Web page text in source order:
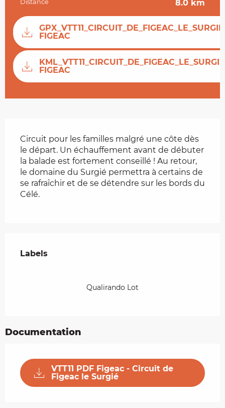
Distance 8.0 km
Documentation
FIGEAC
FIGEAC
Circuit pour les familles malgré une côte dès
le départ. Un échauffement avant de débuter
la balade est fortement conseillé ! Au retour,
le domaine du Surgié permettra à certains de
se rafraîchir et de se détendre sur les bords du
Célé.
Labels
Labels
Qualirando Lot
Documentation
VTT11 PDF Figeac - Circuit de
Figeac le Surgié